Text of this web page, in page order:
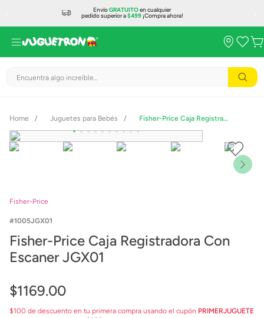
EnvíoGRATUITOen cualquier
pedido superior a$499¡Compra ahora!
Encuentra algo increíble...
Juguetes para Bebés Fisher-Price Caja Registradora Con Escaner JGX01
Fisher-Price
1005JGX01
Fisher-Price Caja Registradora Con
Escaner JGX01
$1169.00
$100 de descuento en tu primera compra usando el cupón PRIMERJUGUETE